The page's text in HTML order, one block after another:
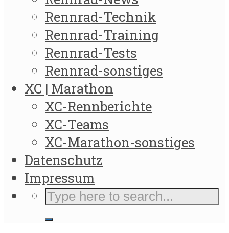
Rennrad-Technik
Rennrad-Training
Rennrad-Tests
Rennrad-sonstiges
XC | Marathon
XC-Rennberichte
XC-Teams
XC-Marathon-sonstiges
Datenschutz
Impressum